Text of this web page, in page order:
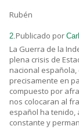
Rubén
2.Publicado por
La Guerra de la
plena crisis de
nacional
precisamente en
compuesto por
nos colocaran al
español ha tenido,
constante y